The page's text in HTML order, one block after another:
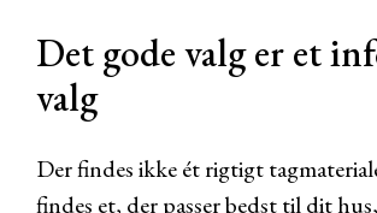
Det gode valg er et
valg
Der findes ikke ét rigtigt
findes et, der passer bedst til dit